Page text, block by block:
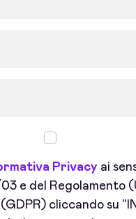
Privacyai
e del Regolamento
cliccando su